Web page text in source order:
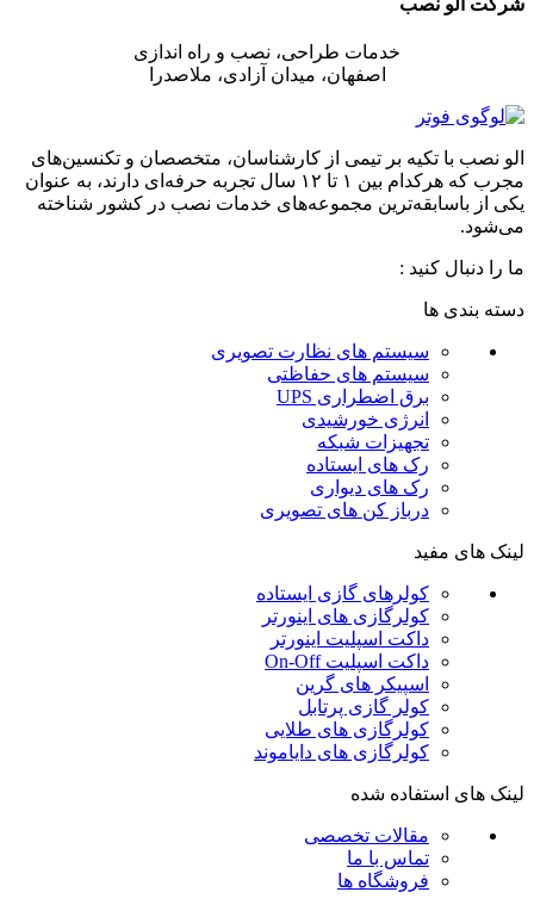
خدمات طراحی، نصب و راه اندازی
اصفهان، میدان آزادی، ملاصدرا
الو نصب با تکیه بر تیمی از کارشناسان، متخصصان و تکنسین‌های
مجرب که هرکدام بین ۱ تا ۱۲ سال تجربه حرفه‌ای دارند، به عنوان
یکی از باسابقه‌ترین مجموعه‌های خدمات نصب در کشور شناخته
می‌شود.
ما را دنبال کنید :
دسته بندی ها
سیستم های نظارت تصویری
سیستم های حفاظتی
برق اضطراری UPS
انرژی خورشیدی
تجهیزات شبکه
رک های ایستاده
رک های دیواری
درباز کن های تصویری
لینک های مفید
کولرهای گازی ایستاده
کولرگازی های اینورتر
داکت اسپلیت اینورتر
داکت اسپلیت On-Off
اسپیکر های گرین
کولر گازی پرتابل
کولرگازی های طلایی
کولرگازی های دایاموند
لینک های استفاده شده
مقالات تخصصی
تماس با ما
فروشگاه ها